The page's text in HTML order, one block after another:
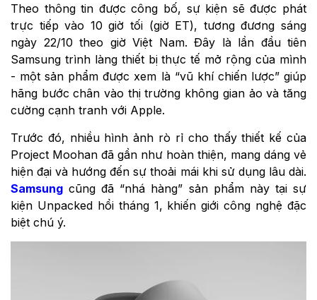
Theo thông tin được công bố, sự kiện sẽ được phát
trực tiếp vào 10 giờ tối (giờ ET), tương đương sáng
ngày 22/10 theo giờ Việt Nam. Đây là lần đầu tiên
Samsung trình làng thiết bị thực tế mở rộng của mình
- một sản phẩm được xem là “vũ khí chiến lược” giúp
hãng bước chân vào thị trường không gian ảo và tăng
cường cạnh tranh với Apple.
Trước đó, nhiều hình ảnh rò rỉ cho thấy thiết kế của
Project Moohan đã gần như hoàn thiện, mang dáng vẻ
hiện đại và hướng đến sự thoải mái khi sử dụng lâu dài.
Samsung cũng đã “nhá hàng” sản phẩm này tại sự
kiện Unpacked hồi tháng 1, khiến giới công nghệ đặc
biệt chú ý.